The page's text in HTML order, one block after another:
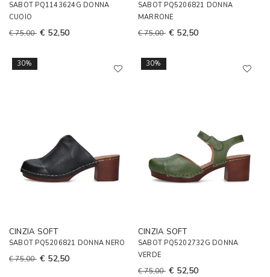
SABOT PQ1143624G DONNA
CUOIO
€ 75,00 € 52,50
SABOT PQ5206821 DONNA
MARRONE
€ 75,00 € 52,50
30%
CINZIA SOFT
SABOT PQ5206821 DONNA NERO
€ 75,00 € 52,50
30%
CINZIA SOFT
SABOT PQ5202732G DONNA
VERDE
€ 75,00 € 52,50